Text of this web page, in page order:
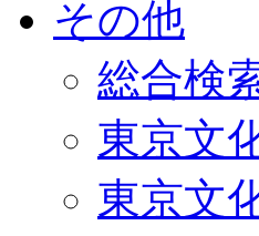
その他
総合検
東京文
東京文